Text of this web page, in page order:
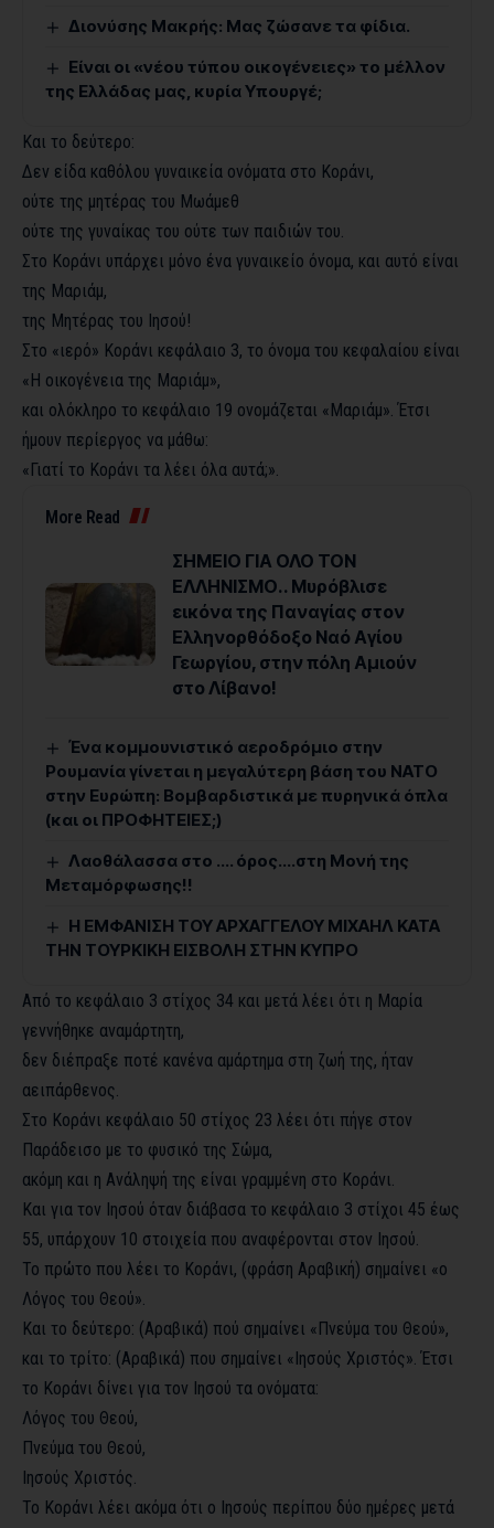
Διονύσης Μακρής: Μας ζώσανε τα φίδια.
Είναι οι «νέου τύπου οικογένειες» το μέλλον
της Ελλάδας μας, κυρία Υπουργέ;
Και το δεύτερο:
Δεν είδα καθόλου γυναικεία ονόματα στο Κοράνι,
ούτε της μητέρας του Μωάμεθ
ούτε της γυναίκας του ούτε των παιδιών του.
Στο Κοράνι υπάρχει μόνο ένα γυναικείο όνομα, και αυτό είναι
της Μαριάμ,
της Μητέρας του Ιησού!
Στο «ιερό» Κοράνι κεφάλαιο 3, το όνομα του κεφαλαίου είναι
«Η οικογένεια της Μαριάμ»,
και ολόκληρο το κεφάλαιο 19 ονομάζεται «Μαριάμ». Έτσι
ήμουν περίεργος να μάθω:
«Γιατί το Κοράνι τα λέει όλα αυτά;».
More Read
ΣΗΜΕΙΟ ΓΙΑ ΟΛΟ ΤΟΝ
ΕΛΛΗΝΙΣΜΟ.. Μυρόβλισε
εικόνα της Παναγίας στον
Ελληνορθόδοξο Ναό Αγίου
Γεωργίου, στην πόλη Αμιούν
στο Λίβανο!
Ένα κομμουνιστικό αεροδρόμιο στην
Ρουμανία γίνεται η μεγαλύτερη βάση του ΝΑΤΟ
στην Ευρώπη: Βομβαρδιστικά με πυρηνικά όπλα
(και οι ΠΡΟΦΗΤΕΙΕΣ;)
Λαοθάλασσα στο …. όρος….στη Μονή της
Μεταμόρφωσης!!
Η ΕΜΦΑΝΙΣΗ ΤΟΥ ΑΡΧΑΓΓΕΛΟΥ ΜΙΧΑΗΛ ΚΑΤΑ
ΤΗΝ ΤΟΥΡΚΙΚΗ ΕΙΣΒΟΛΗ ΣΤΗΝ ΚΥΠΡΟ
Από το κεφάλαιο 3 στίχος 34 και μετά λέει ότι η Μαρία
γεννήθηκε αναμάρτητη,
δεν διέπραξε ποτέ κανένα αμάρτημα στη ζωή της, ήταν
αειπάρθενος.
Στο Κοράνι κεφάλαιο 50 στίχος 23 λέει ότι πήγε στον
Παράδεισο με το φυσικό της Σώμα,
ακόμη και η Ανάληψή της είναι γραμμένη στο Κοράνι.
Και για τον Ιησού όταν διάβασα το κεφάλαιο 3 στίχοι 45 έως
55, υπάρχουν 10 στοιχεία που αναφέρονται στον Ιησού.
Το πρώτο που λέει το Κοράνι, (φράση Αραβική) σημαίνει «ο
Λόγος του Θεού».
Και το δεύτερο: (Αραβικά) πού σημαίνει «Πνεύμα του Θεού»,
και το τρίτο: (Αραβικά) που σημαίνει «Ιησούς Χριστός». Έτσι
το Κοράνι δίνει για τον Ιησού τα ονόματα:
Λόγος του Θεού,
Πνεύμα του Θεού,
Ιησούς Χριστός.
Το Κοράνι λέει ακόμα ότι ο Ιησούς περίπου δύο ημέρες μετά